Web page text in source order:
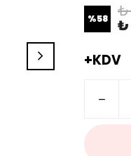
%58 ₺
₺
+KDV